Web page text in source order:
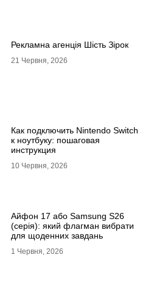
Рекламна агенція Шість Зірок
21 Червня, 2026
Как подключить Nintendo Switch
к ноутбуку: пошаговая
инструкция
10 Червня, 2026
Айфон 17 або Samsung S26
(серія): який флагман вибрати
для щоденних завдань
1 Червня, 2026